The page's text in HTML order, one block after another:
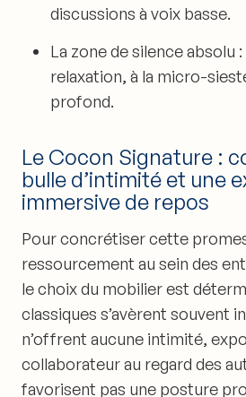
discussions à voix basse.
La zone de silence absolu :
relaxation, à la micro-
profond.
Le Cocon Signature :
bulle d’intimité et une
immersive de repos
Pour concrétiser cette
ressourcement au sein des
le choix du mobilier est
classiques s’avèrent souvent
n’offrent aucune intimité,
collaborateur au regard des
favorisent pas une posture